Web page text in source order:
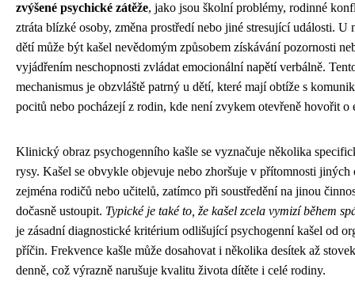
zvýšené psychické zátěže, jako jsou školní problémy, rodinné
ztráta blízké osoby, změna prostředí nebo jiné stresující události. U
dětí může být kašel nevědomým způsobem získávání pozornosti
vyjádřením neschopnosti zvládat emocionální napětí verbálně.
mechanismus je obzvláště patrný u dětí, které mají obtíže s
pocitů nebo pocházejí z rodin, kde není zvykem otevřeně hovořit o
Klinický obraz psychogenního kašle se vyznačuje několika
rysy. Kašel se obvykle objevuje nebo zhoršuje v přítomnosti jiných
zejména rodičů nebo učitelů, zatímco při soustředění na jinou
dočasně ustoupit. Typické je také to, že kašel zcela vymizí během
je zásadní diagnostické kritérium odlišující psychogenní kašel od
příčin. Frekvence kašle může dosahovat i několika desítek až
denně, což výrazně narušuje kvalitu života dítěte i celé rodiny.